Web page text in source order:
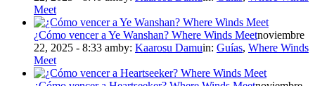
Meet
¿Cómo vencer a Ye Wanshan? Where Winds Meetnoviembre
22, 2025 - 8:33 amby: Kaarosu Damuin: Guías, Where Winds
Meet